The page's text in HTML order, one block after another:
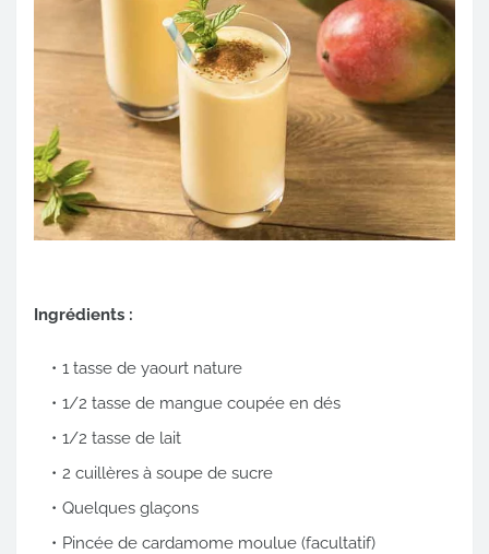
Ingrédients :
1 tasse de yaourt nature
1/2 tasse de mangue coupée en dés
1/2 tasse de lait
2 cuillères à soupe de sucre
Quelques glaçons
Pincée de cardamome moulue (facultatif)